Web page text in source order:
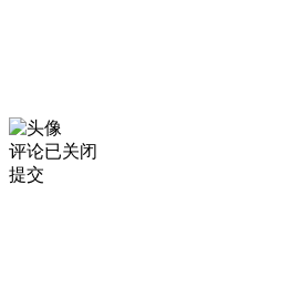
评论已关闭
提交